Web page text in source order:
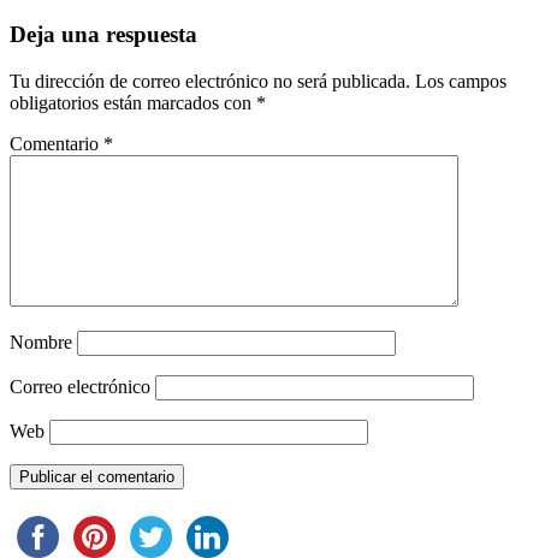
Deja una respuesta
Tu dirección de correo electrónico no será publicada. Los campos
obligatorios están marcados con *
Comentario *
Nombre
Correo electrónico
Web